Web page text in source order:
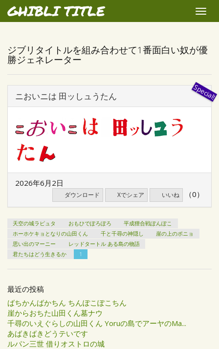
GHIBLI TITLE
Toggle
ジブリタイトルを組み合わせて1番面白い奴が優
勝ジェネレーター
ニおいニは 田ッしュうたん
2026年6月2日
ダウンロード Xでシェア いいね （0）
天空の城ラピュタ おもひでぽろぽろ
平成狸合戦ぽんぽこ
ホーホケキョとなりの山田くん
千と千尋の神隠し
崖の上のポニョ
思い出のマーニー
レッドタートル ある島の物語
君たちはどう生きるか
1
最近の投稿
ばちかんばかちん ちんぽこぽこちん
崖からおちた山田くん墓ナウ
千尋のいえぐらしの山田くん Yoruの島でアーヤのMa...
あばきばきどうテいです
ルパン三世 借りオストロの城